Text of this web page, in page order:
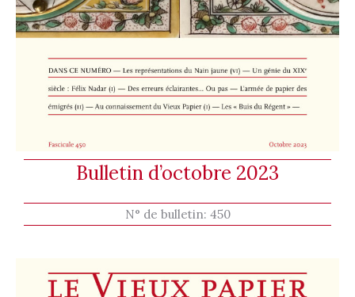
Bulletin d’octobre 2023
N° de bulletin: 450